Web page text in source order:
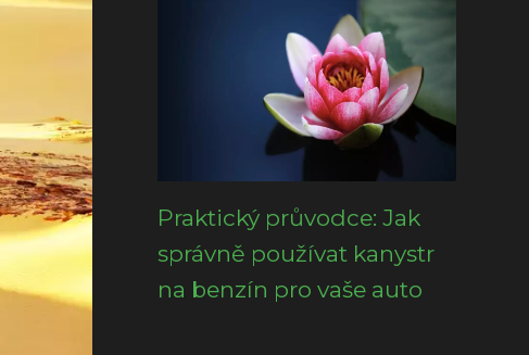
Praktický průvodce: Jak
správně používat kanystr
na benzín pro vaše auto